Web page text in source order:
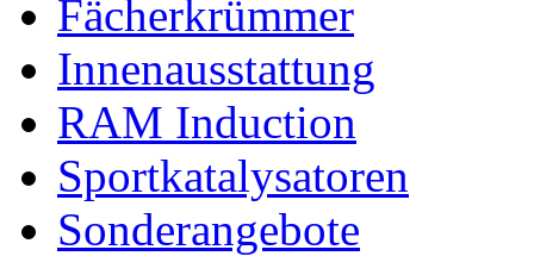
Fächerkrümmer
Innenausstattung
RAM Induction
Sportkatalysatoren
Sonderangebote